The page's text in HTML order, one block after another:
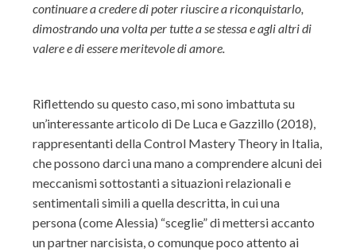
continuare a credere di poter riuscire a riconquistarlo,
dimostrando una volta per tutte a se stessa e agli altri di
valere e di essere meritevole di amore.
Riflettendo su questo caso, mi sono imbattuta su
un’interessante articolo di De Luca e Gazzillo (2018),
rappresentanti della Control Mastery Theory in Italia,
che possono darci una mano a comprendere alcuni dei
meccanismi sottostanti a situazioni relazionali e
sentimentali simili a quella descritta, in cui una
persona (come Alessia) “sceglie” di mettersi accanto
un partner narcisista, o comunque poco attento ai